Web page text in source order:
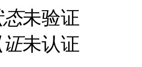
未验证
未认证